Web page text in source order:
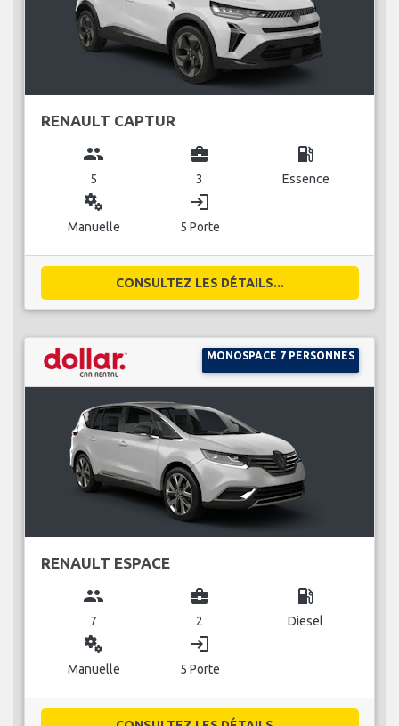
RENAULT CAPTUR
group
5
business_center
3
local_gas_station
Essence
miscellaneous_services
Manuelle
login
5 Porte
CONSULTEZ LES DÉTAILS...
MONOSPACE 7 PERSONNES
RENAULT ESPACE
group
7
business_center
2
local_gas_station
Diesel
miscellaneous_services
Manuelle
login
5 Porte